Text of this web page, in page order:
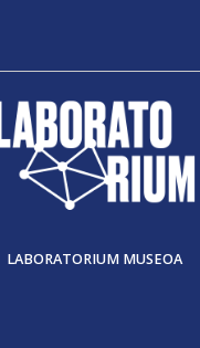
LABORATORIUM MUSEOA